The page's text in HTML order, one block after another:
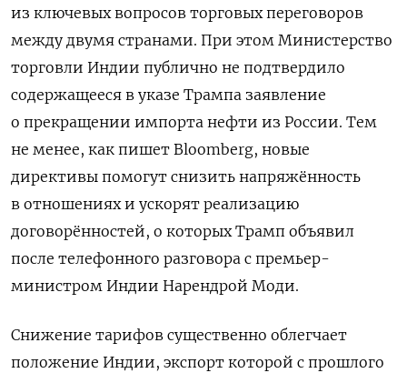
из ключевых вопросов торговых переговоров
между двумя странами. При этом Министерство
торговли Индии публично не подтвердило
содержащееся в указе Трампа заявление
о прекращении импорта нефти из России. Тем
не менее, как пишет Bloomberg, новые
директивы помогут снизить напряжённость
в отношениях и ускорят реализацию
договорённостей, о которых Трамп объявил
после телефонного разговора с премьер-
министром Индии Нарендрой Моди.
Снижение тарифов существенно облегчает
положение Индии, экспорт которой с прошлого